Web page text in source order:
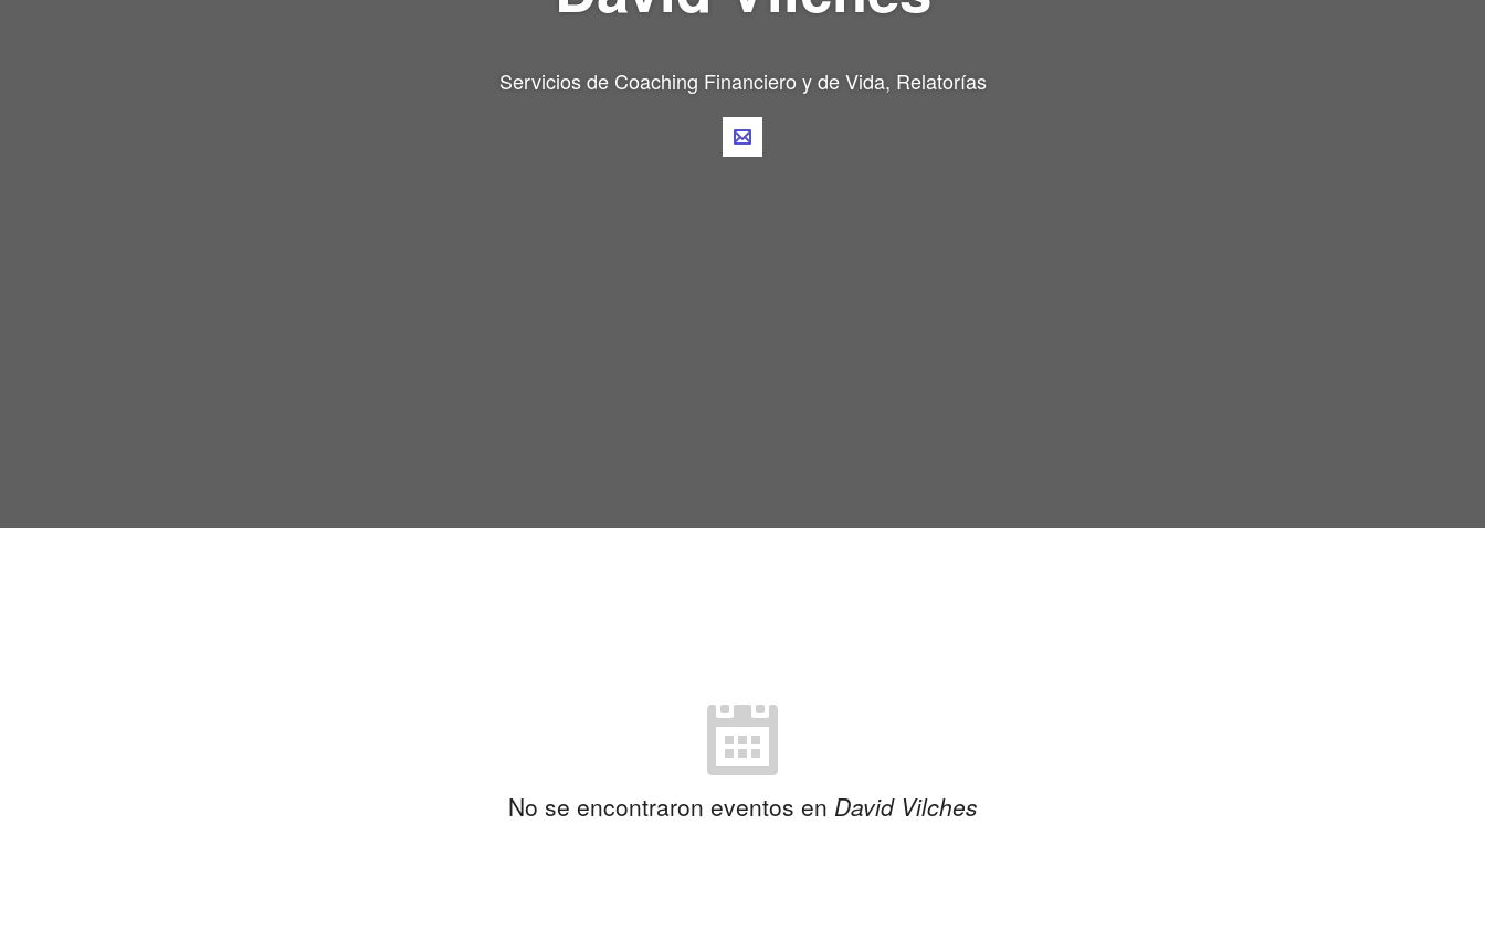
Servicios de Coaching Financiero y de Vida, Relatorías
No se encontraron eventos en David Vilches